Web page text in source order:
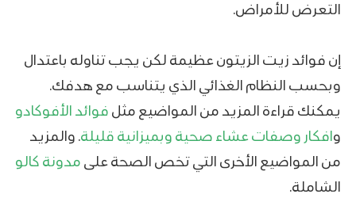
التعرض للأمراض.
إن فوائد زيت الزيتون عظيمة لكن يجب تناوله باعتدال
وبحسب النظام الغذائي الذي يتناسب مع هدفك.
يمكنك قراءة المزيد من المواضيع مثل فوائد الأفوكادو
وافكار وصفات عشاء صحية وبميزانية قليلة. والمزيد
من المواضيع الأخرى التي تخص الصحة على مدونة كالو
الشاملة.